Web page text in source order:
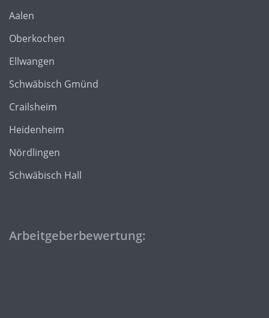
Aalen
Oberkochen
Ellwangen
Schwäbisch Gmünd
Crailsheim
Heidenheim
Nördlingen
Schwäbisch Hall
Arbeitgeberbewertung: